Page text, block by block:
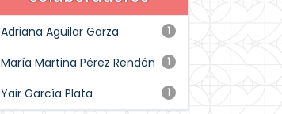
1
Adriana Aguilar Garza
1
María Martina Pérez Rendón
1
Yair García Plata